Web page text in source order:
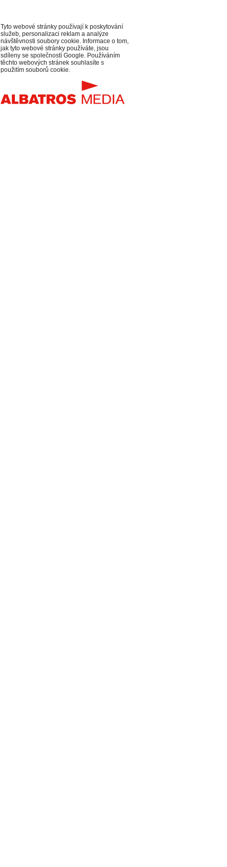
Tyto webové stránky používají k poskytování
služeb, personalizaci reklam a analýze
návštěvnosti soubory cookie. Informace o tom,
jak tyto webové stránky používáte, jsou
sdíleny se společností Google. Používáním
těchto webových stránek souhlasíte s
použitím souborů cookie.